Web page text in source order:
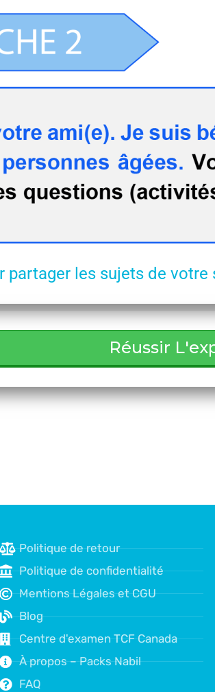
partager les sujets de votre
Réussir
Politique de retour
Politique de confidentialité
Mentions Légales et CGU
Blog
Centre d'examen TCF Canada
À propos – Packs Nabil
FAQ